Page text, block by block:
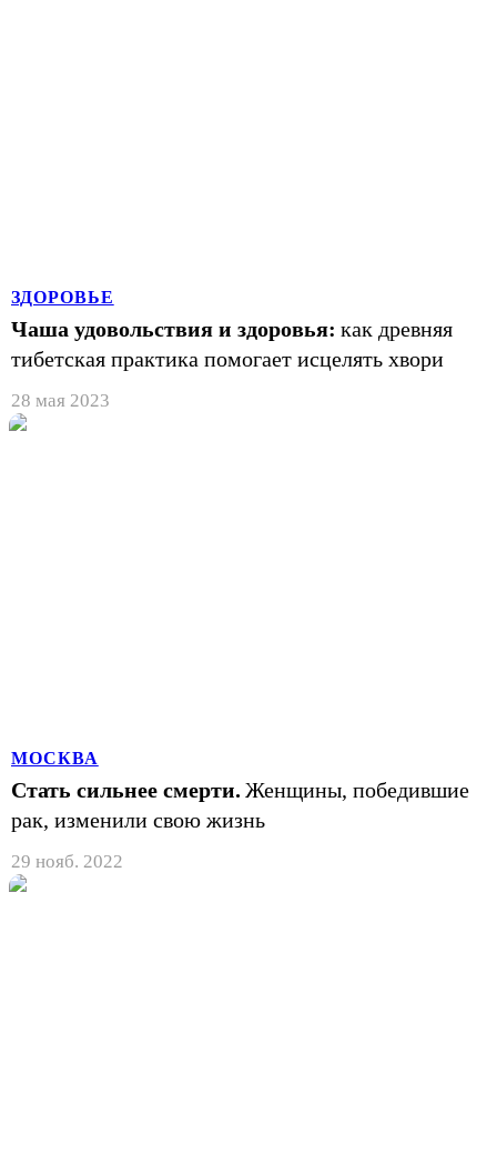
ЗДОРОВЬЕ
Чаша удовольствия и здоровья: как древняя
тибетская практика помогает исцелять хвори
28 мая 2023
МОСКВА
Стать сильнее смерти. Женщины, победившие
рак, изменили свою жизнь
29 нояб. 2022